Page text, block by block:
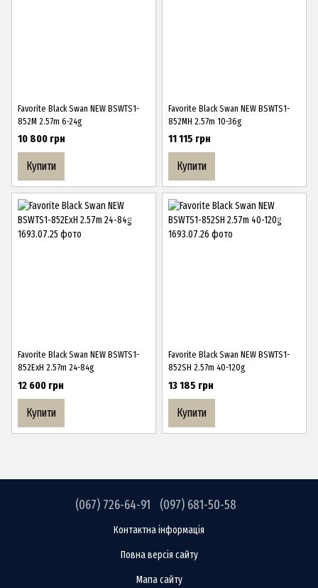
Favorite Black Swan NEW BSWTS1-
852M 2.57m 6-24g
10 800 грн
Купити
Favorite Black Swan NEW BSWTS1-
852MH 2.57m 10-36g
11 115 грн
Купити
Favorite Black Swan NEW BSWTS1-
852ExH 2.57m 24-84g
12 600 грн
Купити
Favorite Black Swan NEW BSWTS1-
852SH 2.57m 40-120g
13 185 грн
Купити
(067) 726-64-91 (097) 681-50-58
Контактна інформація
Повна версія сайту
Мапа сайту